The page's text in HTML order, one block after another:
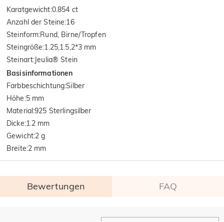
Karatgewicht:0.854 ct
Anzahl der Steine:16
Steinform:Rund, Birne/Tropfen
Steingröße:1.25,1.5,2*3 mm
Steinart:Jeulia® Stein
Basisinformationen
Farbbeschichtung:Silber
Höhe:5 mm
Material:925 Sterlingsilber
Dicke:1.2 mm
Gewicht:2 g
Breite:2 mm
Bewertungen FAQ